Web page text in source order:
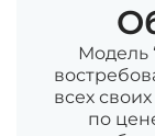
Модель
всех
по